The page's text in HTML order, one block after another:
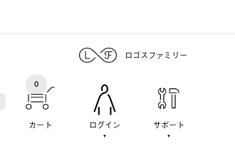
ロゴスファミリー
カート
0
ログイン サポート